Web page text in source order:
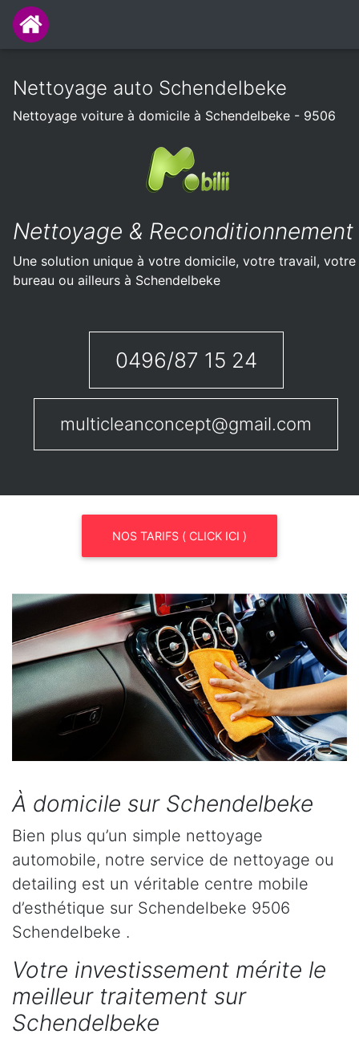
Nettoyage auto Schendelbeke
Nettoyage voiture à domicile à Schendelbeke - 9506
Nettoyage & Reconditionnement
Une solution unique à votre domicile, votre travail, votre
bureau ou ailleurs à Schendelbeke
0496/87 15 24
multicleanconcept@gmail.com
NOS TARIFS ( CLICK ICI )
À domicile sur Schendelbeke
Bien plus qu’un simple nettoyage
automobile, notre service de nettoyage ou
detailing est un véritable centre mobile
d’esthétique sur Schendelbeke 9506
Schendelbeke .
Votre investissement mérite le
meilleur traitement sur
Schendelbeke